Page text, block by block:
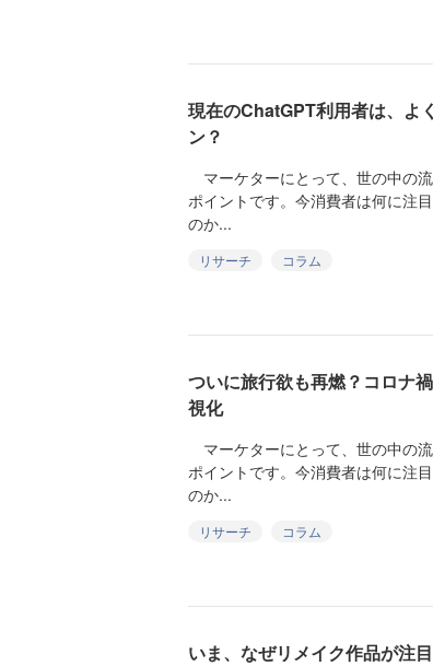
現在のChatGPT利用者は、よ
ン？
マーケターにとって、世の中の
ポイントです。今消費者は何に注
のか...
リサーチ
コラム
ついに旅行欲も再燃？コロナ
視化
マーケターにとって、世の中の
ポイントです。今消費者は何に注
のか...
リサーチ
コラム
いま、なぜリメイク作品が注